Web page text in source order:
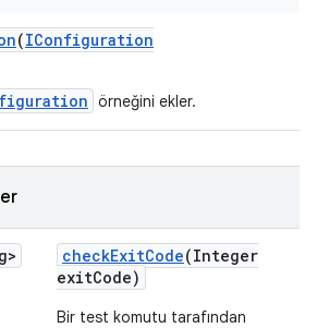
(IConfiguration
örneğini ekler.
checkExitCode(Integer
exitCode)
Bir test komutu tarafından